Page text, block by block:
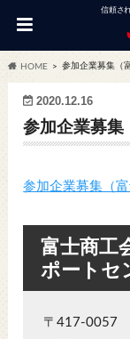
信頼さ
HOME 参加企業募集（
2020.12.16
参加企業募集
参加企業募集（
富士商工
ポートセ
〒417-0057